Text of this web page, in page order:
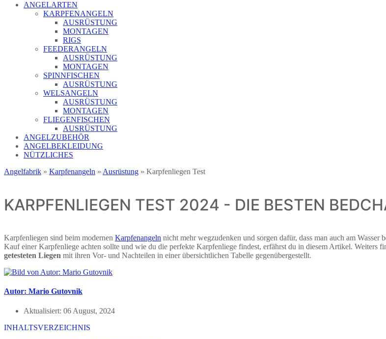
ANGELARTEN
KARPFENANGELN
AUSRÜSTUNG
MONTAGEN
RIGS
FEEDERANGELN
AUSRÜSTUNG
MONTAGEN
SPINNFISCHEN
AUSRÜSTUNG
WELSANGELN
AUSRÜSTUNG
MONTAGEN
FLIEGENFISCHEN
AUSRÜSTUNG
ANGELZUBEHÖR
ANGELBEKLEIDUNG
NÜTZLICHES
Angelfabrik » Karpfenangeln » Ausrüstung » Karpfenliegen Test
KARPFENLIEGEN TEST 2024 - DIE BESTEN
Karpfenliegen sind beim modernen Karpfenangeln nicht mehr wegzudenken und sorgen dafür, dass man auch am
Kauf einer Karpfenliege achten sollte und wie du die perfekte Karpfenliege findest, erfährst du in diesem Artikel. Weiters
getesteten Liegen mit ihren Vor- und Nachteilen in einer übersichtlichen Tabelle gegenübergestellt.
Autor: Mario Gutovnik
Aktualisiert: 06 August, 2024
INHALTSVERZEICHNIS